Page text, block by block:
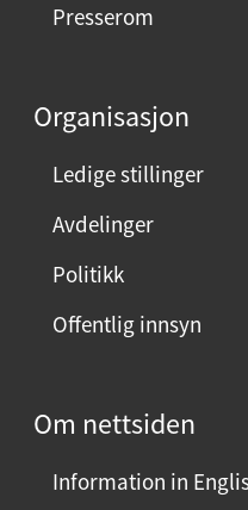
n
V
Presserom
Organisasjon
Ledige stillinger
Avdelinger
Politikk
Offentlig innsyn
Om nettsiden
Information in